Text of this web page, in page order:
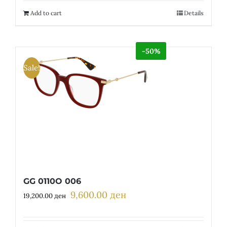
Add to cart Details
Sale!
-50%
GG 0110O 006
19,200.00ден Original
9,600.00 денCurrent